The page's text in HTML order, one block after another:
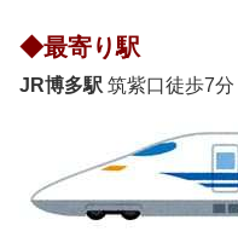
◆最寄り駅
JR博多駅 筑紫口徒歩7分